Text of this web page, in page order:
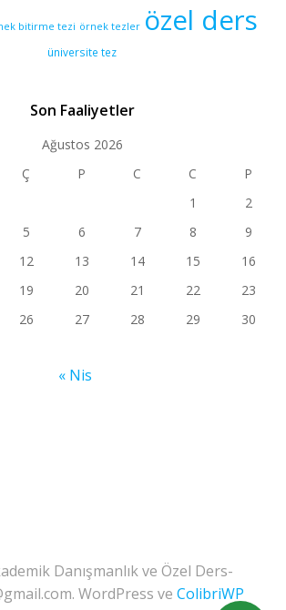
bitirme tezi örnek tezler özel ders
üniversite tez
Son Faaliyetler
Ağustos 2026
Ç P C C
P
1
2
5 6 7 8
9
12 13 14 15
16
19 20 21 22
23
26 27 28 29
30
« Nis
Danışmanlık ve Özel Ders-
WordPress ve ColibriWP